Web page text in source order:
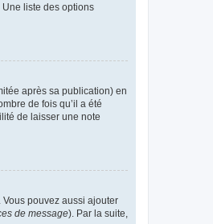
liste des options
après sa publication) en
de fois qu’il a été
de laisser une note
pouvez aussi ajouter
de message). Par la suite,